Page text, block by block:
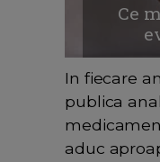
Ce
In fiecare
publica
aduc